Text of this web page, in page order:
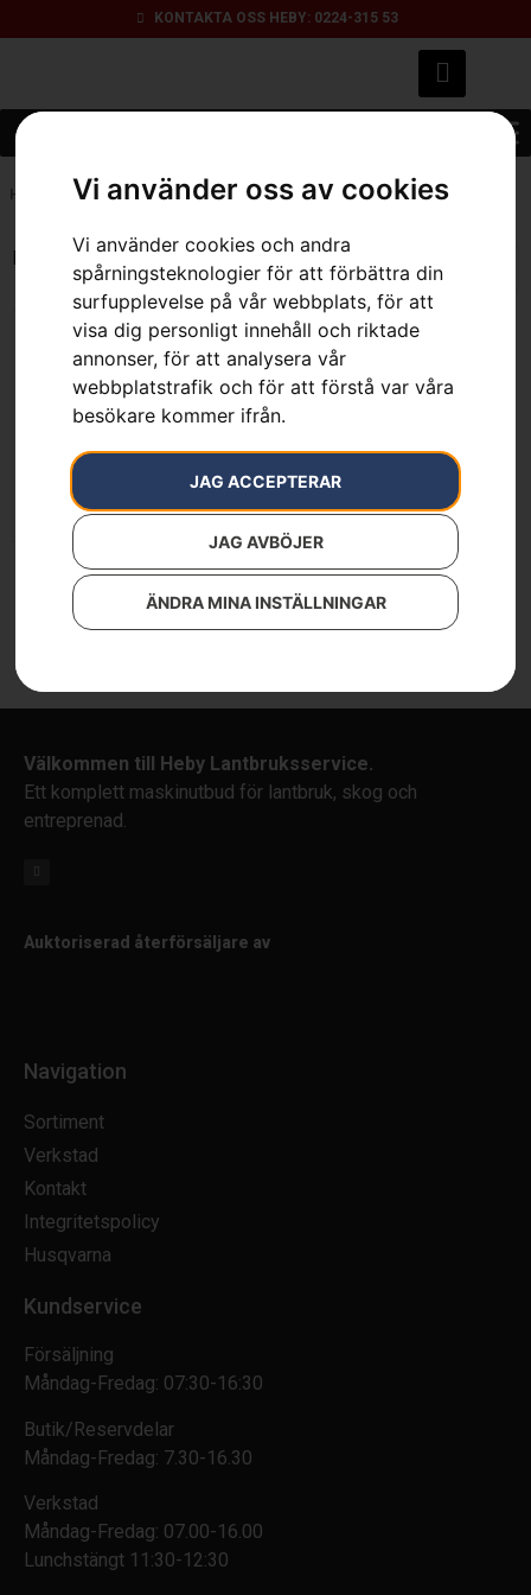
Vi använder oss av cookies
Vi använder cookies och andra
spårningsteknologier för att förbättra din
surfupplevelse på vår webbplats, för att
visa dig personligt innehåll och riktade
annonser, för att analysera vår
webbplatstrafik och för att förstå var våra
besökare kommer ifrån.
JAG ACCEPTERAR
JAG AVBÖJER
ÄNDRA MINA INSTÄLLNINGAR
KONTAKTA OSS HEBY: 0224-315 53
Hem Grass 255-4T, Ø255 mm, Ø1"
Endast ett sökresultat
Gräsklinga 4-tandad
Från299kr
Välkommen till Heby Lantbruksservice.
Ett komplett maskinutbud för lantbruk, skog och
entreprenad.
Auktoriserad återförsäljare av
Navigation
Sortiment
Verkstad
Kontakt
Integritetspolicy
Husqvarna
Kundservice
Försäljning
Måndag-Fredag: 07:30-16:30
Butik/Reservdelar
Måndag-Fredag: 7.30-16.30
Verkstad
Måndag-Fredag: 07.00-16.00
Lunchstängt 11:30-12:30